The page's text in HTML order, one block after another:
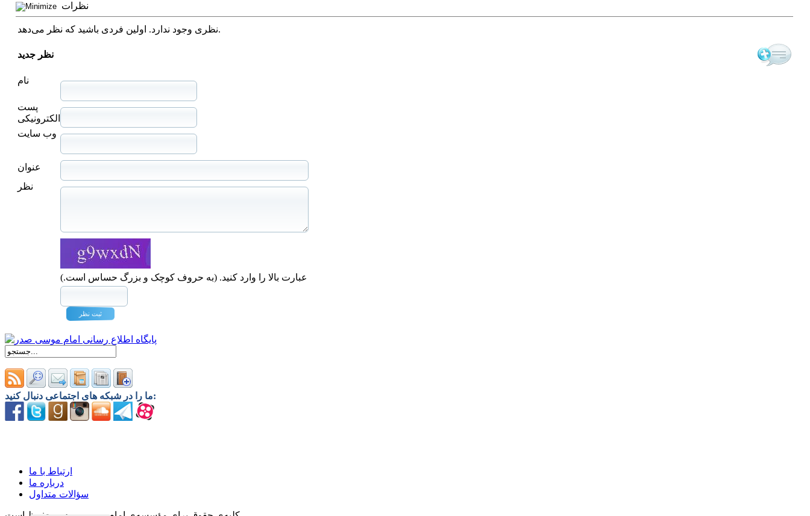
نظرات
نظری وجود ندارد. اولین فردی باشید که نظر می‌دهد.
نظر جدید
نام
پست
الکترونیکی
وب سایت
عنوان
نظر
عبارت بالا را وارد کنید. (به حروف کوچک و بزرگ حساس است.)
ما را در شبکه های اجتماعی دنبال کنید:
ارتباط با ما
درباره ما
سؤالات متداول